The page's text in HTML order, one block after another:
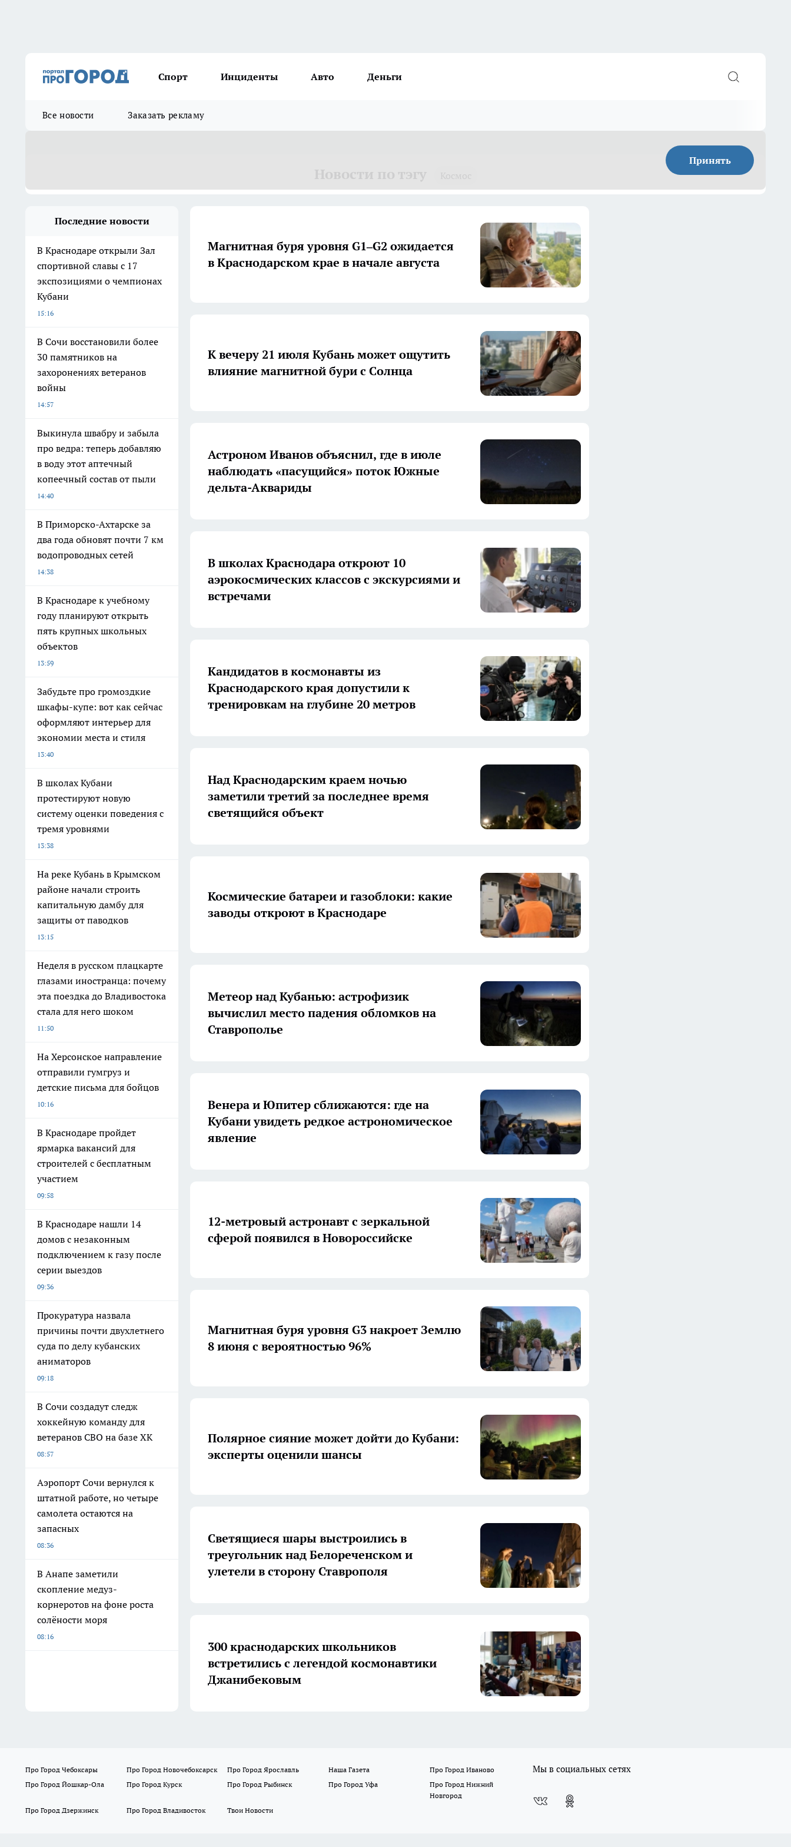
Спорт Инциденты Авто Деньги
Все новости Заказать рекламу
Принять
Последние новости
В Краснодаре открыли Зал
спортивной славы с 17
экспозициями о чемпионах
Кубани
15:16
В Сочи восстановили более
30 памятников на
захоронениях ветеранов
войны
14:57
Выкинула швабру и забыла
про ведра: теперь добавляю
в воду этот аптечный
копеечный состав от пыли
14:40
В Приморско-Ахтарске за
два года обновят почти 7 км
водопроводных сетей
14:38
В Краснодаре к учебному
году планируют открыть
пять крупных школьных
объектов
13:59
Забудьте про громоздкие
шкафы-купе: вот как сейчас
оформляют интерьер для
экономии места и стиля
13:40
В школах Кубани
протестируют новую
систему оценки поведения с
тремя уровнями
13:38
На реке Кубань в Крымском
районе начали строить
капитальную дамбу для
защиты от паводков
13:15
Неделя в русском плацкарте
глазами иностранца: почему
эта поездка до Владивостока
стала для него шоком
11:50
На Херсонское направление
отправили гумгруз и
детские письма для бойцов
10:16
В Краснодаре пройдет
ярмарка вакансий для
строителей с бесплатным
участием
09:58
В Краснодаре нашли 14
домов с незаконным
подключением к газу после
серии выездов
09:36
Прокуратура назвала
причины почти двухлетнего
суда по делу кубанских
аниматоров
09:18
В Сочи создадут следж
хоккейную команду для
ветеранов СВО на базе ХК
08:57
Аэропорт Сочи вернулся к
штатной работе, но четыре
самолета остаются на
запасных
08:36
В Анапе заметили
скопление медуз-
корнеротов на фоне роста
солёности моря
08:16
Магнитная буря уровня G1–G2 ожидается
в Краснодарском крае в начале августа
К вечеру 21 июля Кубань может ощутить
влияние магнитной бури с Солнца
Астроном Иванов объяснил, где в июле
наблюдать «пасущийся» поток Южные
дельта-Аквариды
В школах Краснодара откроют 10
аэрокосмических классов с экскурсиями и
встречами
Кандидатов в космонавты из
Краснодарского края допустили к
тренировкам на глубине 20 метров
Над Краснодарским краем ночью
заметили третий за последнее время
светящийся объект
Космические батареи и газоблоки: какие
заводы откроют в Краснодаре
Метеор над Кубанью: астрофизик
вычислил место падения обломков на
Ставрополье
Венера и Юпитер сближаются: где на
Кубани увидеть редкое астрономическое
явление
12-метровый астронавт с зеркальной
сферой появился в Новороссийске
Магнитная буря уровня G3 накроет Землю
8 июня с вероятностью 96%
Полярное сияние может дойти до Кубани:
эксперты оценили шансы
Светящиеся шары выстроились в
треугольник над Белореченском и
улетели в сторону Ставрополя
300 краснодарских школьников
встретились с легендой космонавтики
Джанибековым
Про Город Чебоксары Про Город Новочебоксарск Про Город Ярославль Наша Газета
Про Город Иваново
Про Город Йошкар-Ола
Про Город Курск Про Город Рыбинск Про Город Уфа
Про Город Нижний
Новгород
Про Город Дзержинск
Про Город Владивосток Твои Новости
Мы в социальных сетях